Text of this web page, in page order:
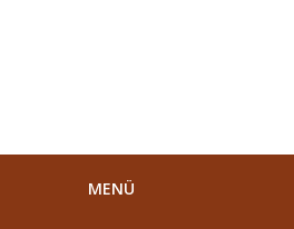
MENÜ